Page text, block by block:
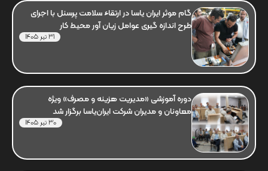
گام موثر ایران یاسا در ارتقاء سلامت پرسنل با اجرای
طرح اندازه گیری عوامل زیان آور محیط کار
31 تیر 1405
دوره آموزشی «مدیریت هزینه و مصرف» ویژه
معاونان و مدیران شرکت ایران‌یاسا برگزار شد
30 تیر 1405